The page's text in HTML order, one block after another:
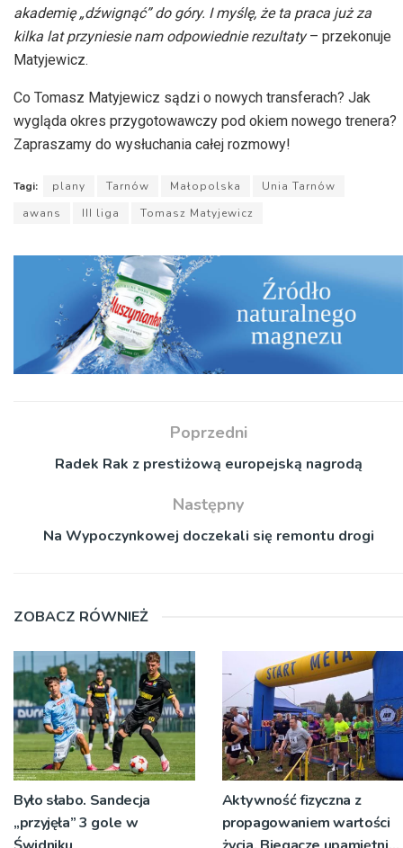
akademię „dźwignąć” do góry. I myślę, że ta praca już za
kilka lat przyniesie nam odpowiednie rezultaty– przekonuje
Matyjewicz.
Co Tomasz Matyjewicz sądzi o nowych transferach? Jak
wygląda okres przygotowawczy pod okiem nowego trenera?
Zapraszamy do wysłuchania całej rozmowy!
Tagi: plany Tarnów Małopolska
Unia Tarnów
awans
III liga Tomasz Matyjewicz
Poprzedni
Radek Rak z prestiżową europejską nagrodą
Następny
Na Wypoczynkowej doczekali się remontu drogi
ZOBACZ RÓWNIEŻ
Było słabo. Sandecja
„przyjęła” 3 gole w
Aktywność fizyczna z
propagowaniem wartości